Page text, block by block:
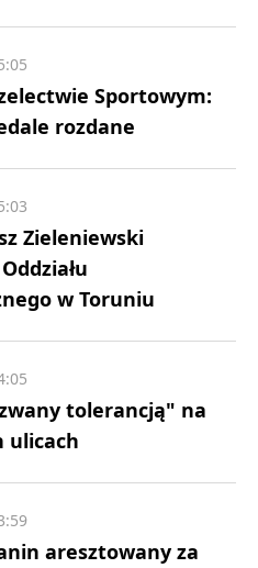
Sportowym:
rozdane
Zieleniewski
w Toruniu
tolerancją" na
ulicach
aresztowany za